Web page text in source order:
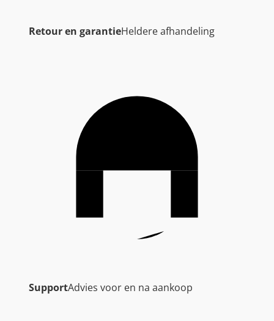
Retour en garantieHeldere afhandeling
SupportAdvies voor en na aankoop